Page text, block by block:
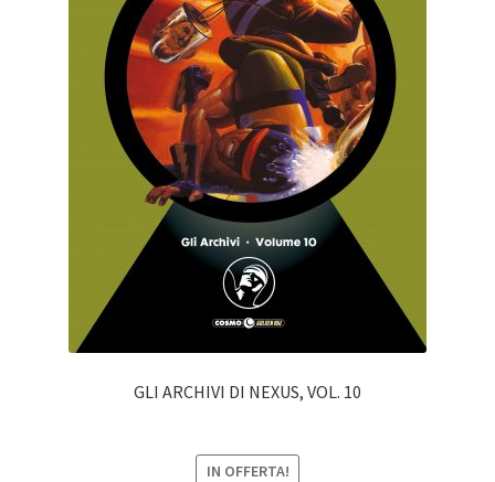
GLI ARCHIVI DI NEXUS, VOL. 10
IN OFFERTA!